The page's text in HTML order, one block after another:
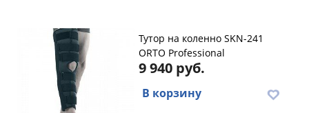
Тутор на коленно SKN-241
ORTO Professional
9 940 руб.
В корзину